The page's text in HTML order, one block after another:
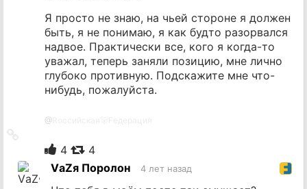
Я просто не знаю, на чьей стороне я должен
быть, я не понимаю, я как будто разорвался
надвое. Практически все, кого я когда-то
уважал, теперь заняли позицию, мне лично
глубоко противную. Подскажите мне что-
нибудь, пожалуйста.
@
источник
4
4
VаZя Поролон
4 лет назад